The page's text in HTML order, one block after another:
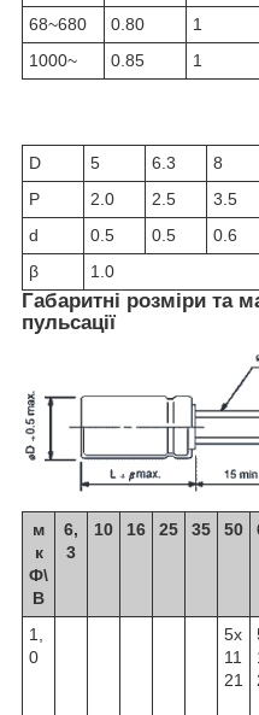
68~680
0.80 1
1000~
0.85 1
D 5 6.3 8
P
2.0 2.5 3.5
d
0.5 0.5 0.6
β
1.0
Габаритні розміри та
пульсації
м
к
Ф\
В
6,
3
10 16 25 35 50
1,
0
5x
11
21